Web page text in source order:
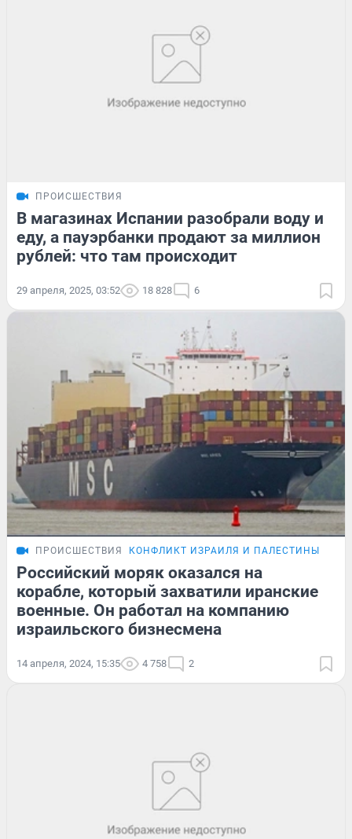
ПРОИСШЕСТВИЯ
В магазинах Испании разобрали воду и
еду, а пауэрбанки продают за миллион
рублей: что там происходит
29 апреля, 2025, 03:52 18 828 6
ПРОИСШЕСТВИЯ КОНФЛИКТ ИЗРАИЛЯ И ПАЛЕСТИНЫ
Российский моряк оказался на
корабле, который захватили иранские
военные. Он работал на компанию
израильского бизнесмена
14 апреля, 2024, 15:35 4 758 2